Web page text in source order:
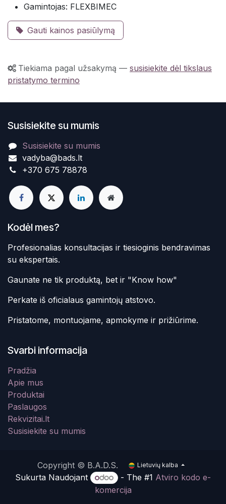
Gamintojas: FLEXBIMEC
Gauti kainos pasiūlymą
Tiekiama pagal užsakymą — susisiekite dėl tikslaus
pristatymo termino
Susisiekite su mumis
Susisiekite su mumis
vadyba@bads.lt
+370 675 78878
Kodėl mes?
Profesionalias konsultacijas ir tiesioginis bendravimas
su ekspertais.
Gaunate ne tik produktą, bet ir "Know how"
Perkate iš oficialaus gamintojų atstovo.
Pristatome, montuojame, apmokyme ir prižiūrime.
Svarbi informacija
Pradžia
Apie mus
Produktai
Paslaugos
Rekvizitai.lt
Susisiekite su mumis
Copyright © B.A.D.S. Lietuvių kalba
Sukurta Naudojant - The #1 Atviro kodo e-
komercija